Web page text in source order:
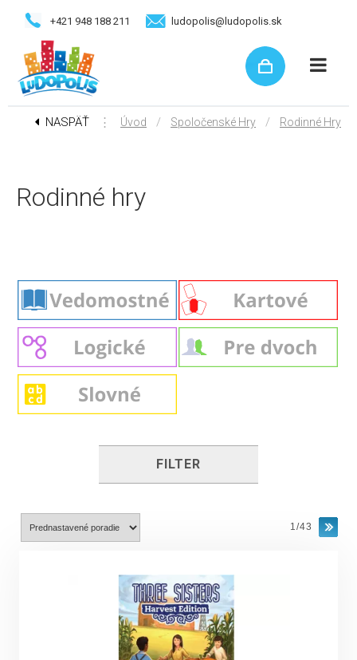
+421 948 188 211 ludopolis@ludopolis.sk
NASPÄŤ ⋮ Úvod / Spoločenské Hry / Rodinné Hry
Rodinné hry
FILTER
1/43